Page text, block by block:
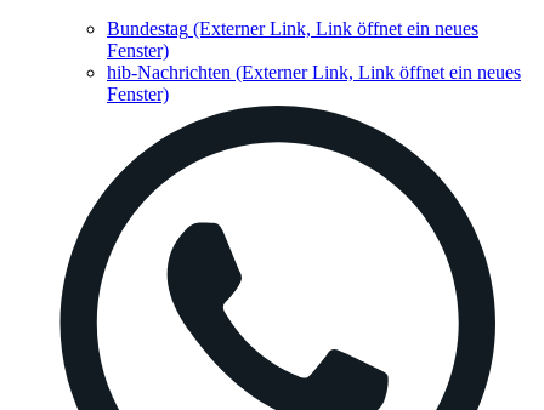
Bundestag (Externer Link, Link öffnet ein neues
Fenster)
hib-Nachrichten (Externer Link, Link öffnet ein neues
Fenster)